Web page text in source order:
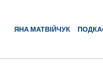
ЯНА МАТВІЙЧУК